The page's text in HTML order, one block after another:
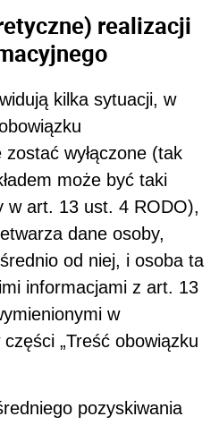
realizacji
kilka sytuacji, w
wyłączone (tak
może być taki
w art. 13 ust. 4 RODO),
dane osoby,
od niej, i osoba ta
informacjami z art. 13
w
„Treść obowiązku
pozyskiwania